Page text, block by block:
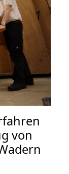
von